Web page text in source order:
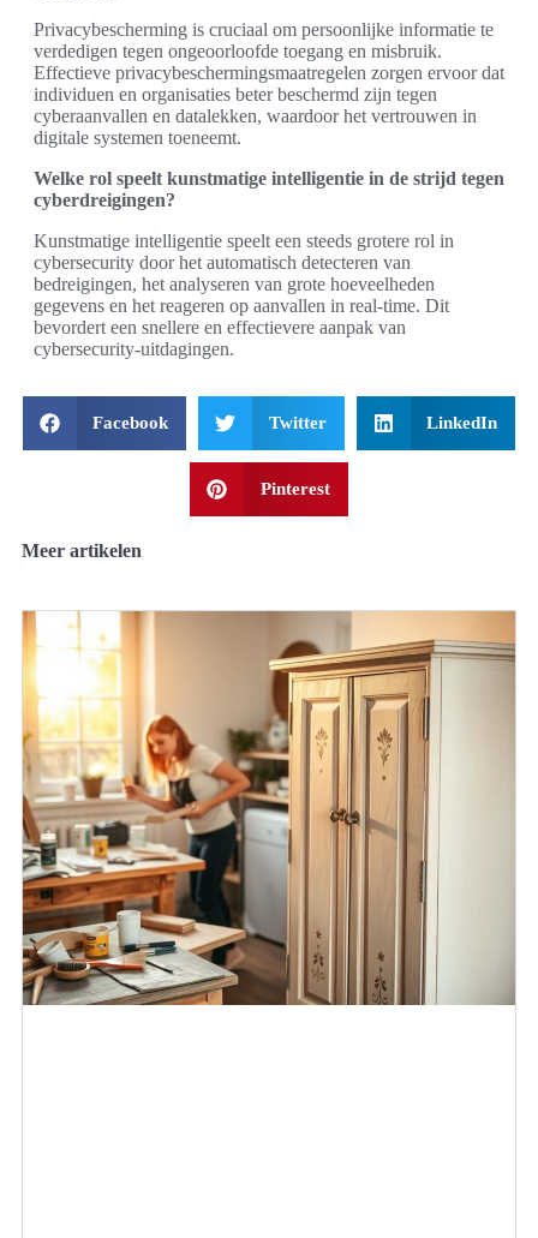
Privacybescherming is cruciaal om persoonlijke informatie te
verdedigen tegen ongeoorloofde toegang en misbruik.
Effectieve privacybeschermingsmaatregelen zorgen ervoor dat
individuen en organisaties beter beschermd zijn tegen
cyberaanvallen en datalekken, waardoor het vertrouwen in
digitale systemen toeneemt.
Welke rol speelt kunstmatige intelligentie in de strijd tegen
cyberdreigingen?
Kunstmatige intelligentie speelt een steeds grotere rol in
cybersecurity door het automatisch detecteren van
bedreigingen, het analyseren van grote hoeveelheden
gegevens en het reageren op aanvallen in real-time. Dit
bevordert een snellere en effectievere aanpak van
cybersecurity-uitdagingen.
Facebook Twitter LinkedIn
Pinterest
Meer artikelen